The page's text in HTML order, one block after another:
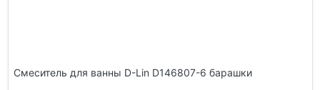
Смеситель для ванны D-Lin D146807-6 барашки